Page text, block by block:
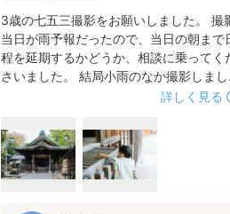
3歳の七五三撮影をお願いしました。 撮
当日が雨予報だったので、当日の朝まで
程を延期するかどうか、相談に乗ってく
さいました。 結局小雨のなか撮影しまし
たが、雨が降っていても、傘をさしてい
ただき、お願いして良かったなと思いまし
た。 ありがとうございました！
詳しく見る